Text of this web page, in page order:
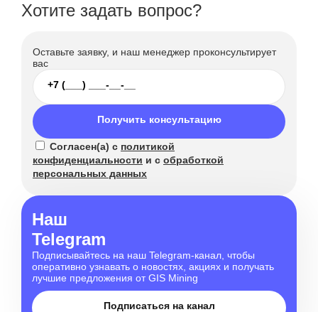
Хотите задать вопрос?
Оставьте заявку, и наш менеджер проконсультирует
вас
Получить консультацию
Согласен(а) с политикой
конфиденциальности и с обработкой
персональных данных
Наш
Telegram
Подписывайтесь на наш Telegram-канал, чтобы
оперативно узнавать о новостях, акциях и получать
лучшие предложения от GIS Mining
Подписаться на канал